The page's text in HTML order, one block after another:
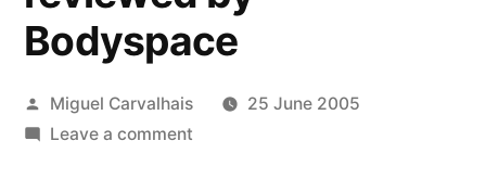
Bodyspace
Posted
by
Miguel Carvalhais
25 June 2005
Leave a commenton